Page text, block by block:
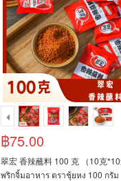
฿75.00
翠宏 香辣蘸料 100 克 （10克
พริกจิ้มอาหาร ตราชุ้ยหง 100 กรัม